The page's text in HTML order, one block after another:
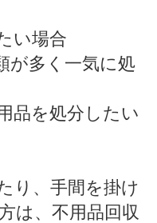
い場合
が多く一気に処
品を処分したい
り、手間を掛け
は、不用品回収